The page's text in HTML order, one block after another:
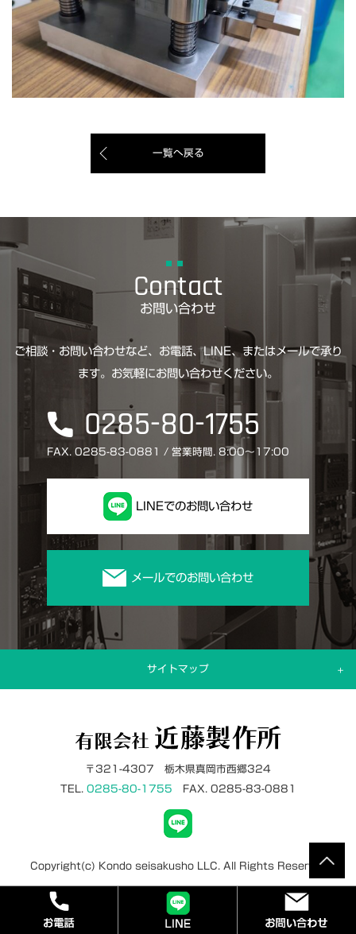
一覧へ戻る
お問い合わせ
ご相談・お問い合わせなど、お電話、LINE、またはメールで承り
ます。お気軽にお問い合わせください。
0285-80-1755
FAX. 0285-83-0881 / 営業時間. 8:00〜17:00
LINEでのお問い合わせ
メールでのお問い合わせ
サイトマップ
〒321-4307 栃木県真岡市西郷324
TEL. 0285-80-1755 FAX. 0285-83-0881
Copyright(c) Kondo seisakusho LLC. All Rights Reserved